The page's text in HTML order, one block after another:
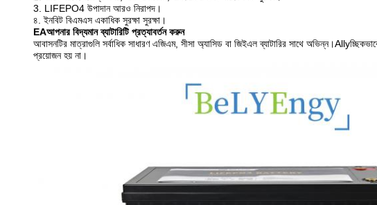
3. LIFEPO4 উপাদান আরও নিরাপদ।
৪. ইনবিট বিএমএস একাধিক সুরক্ষা সুরক্ষা।
EAআপনার বিদ্যমান ব্যাটারিটি প্রত্যাবর্তন করুন
আবাসনটির মাত্রাগুলি সর্বাধিক সাধারণ এজিএম, সীসা অ্যাসিড বা জিইএল ব্যাটারির সাথে
প্রয়োজন হয় না।